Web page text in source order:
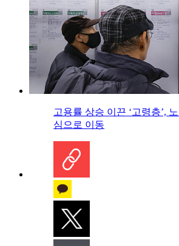
고용률 상승 이끈 ‘고령층’,
심으로 이동